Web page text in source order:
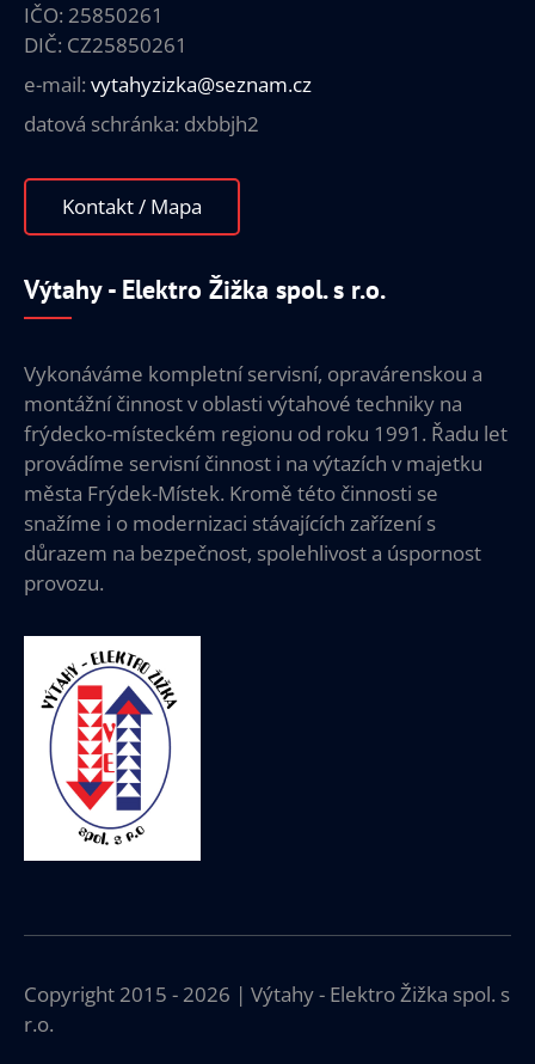
IČO: 25850261
DIČ: CZ25850261
e-mail: vytahyzizka@seznam.cz
datová schránka: dxbbjh2
Kontakt / Mapa
Výtahy - Elektro Žižka spol. s r.o.
Vykonáváme kompletní servisní, opravárenskou a
montážní činnost v oblasti výtahové techniky na
frýdecko-místeckém regionu od roku 1991. Řadu let
provádíme servisní činnost i na výtazích v majetku
města Frýdek-Místek. Kromě této činnosti se
snažíme i o modernizaci stávajících zařízení s
důrazem na bezpečnost, spolehlivost a úspornost
provozu.
Copyright 2015 - 2026 | Výtahy - Elektro Žižka spol. s
r.o.